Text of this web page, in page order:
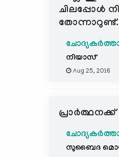
ചിലപ്പോള്‍
നിയാസ്
Aug 25, 2016
സുബൈദ